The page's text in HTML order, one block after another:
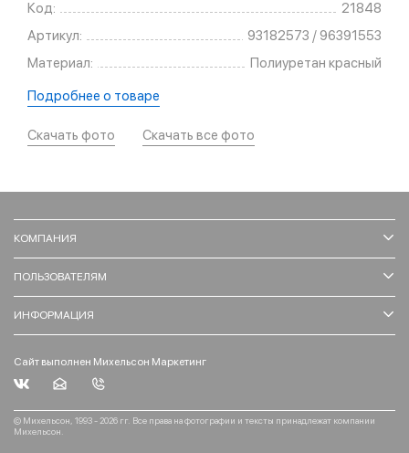
Код:
21848
Артикул:
93182573 / 96391553
Материал:
Полиуретан красный
Подробнее о товаре
Скачать фото Скачать все фото
КОМПАНИЯ
ПОЛЬЗОВАТЕЛЯМ
ИНФОРМАЦИЯ
Сайт выполнен Михельсон Маркетинг
© Михельсон, 1993 - 2026 гг. Все права на фотографии и тексты принадлежат компании
Михельсон.